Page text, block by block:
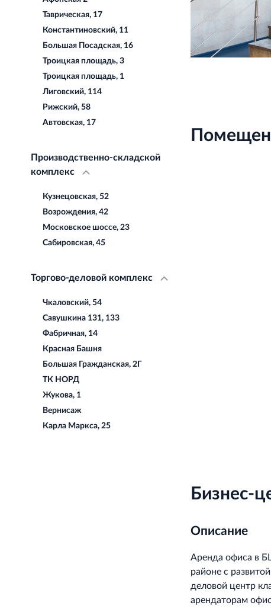
Таврическая, 17
Константиновский, 11
Большая Посадская, 16
Троицкая площадь, 3
Троицкая площадь, 1
Лиговский, 114
Рижский, 58
Автовская, 17
Производственно-складской
комплекс
Кузнецовская, 52
Возрождения, 42
Московское шоссе, 23
Сабировская, 45
Торгово-деловой комплекс
Чкаловский, 54
Савушкина 131, 133
Фабричная, 14
Красная Башня
Большая Гражданская, 2Г
ТК НОРД
Жукова, 1
Вернисаж
Карла Маркса, 25
Бизнес-
Описание
Аренда офиса в
районе с
деловой центр
арендаторам